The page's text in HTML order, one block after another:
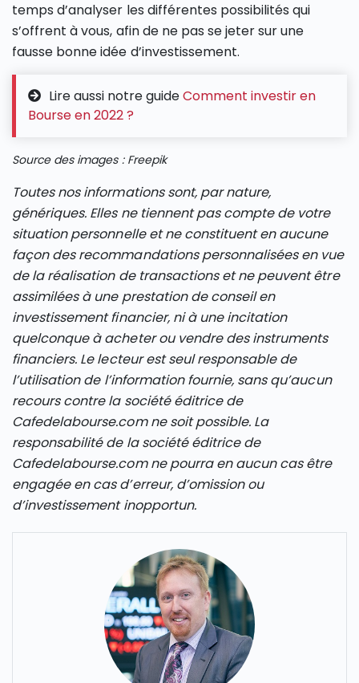
temps d’analyser les différentes possibilités qui
s’offrent à vous, afin de ne pas se jeter sur une
fausse bonne idée d’investissement.
Lire aussi notre guideComment investir en
Bourse en 2022 ?
Source des images : Freepik
Toutes nos informations sont, par nature,
génériques. Elles ne tiennent pas compte de votre
situation personnelle et ne constituent en aucune
façon des recommandations personnalisées en vue
de la réalisation de transactions et ne peuvent être
assimilées à une prestation de conseil en
investissement financier, ni à une incitation
quelconque à acheter ou vendre des instruments
financiers. Le lecteur est seul responsable de
l’utilisation de l’information fournie, sans qu’aucun
recours contre la société éditrice de
Cafedelabourse.com ne soit possible. La
responsabilité de la société éditrice de
Cafedelabourse.com ne pourra en aucun cas être
engagée en cas d’erreur, d’omission ou
d’investissement inopportun.